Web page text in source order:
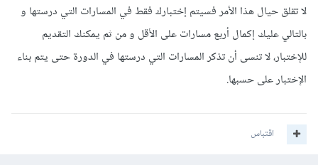
لا تقلق حيال هذا الأمر فسيتم إختبارك فقط في المسارات التي درستها و
بالتالي عليك إكمال أربع مسارات على الأقل و من ثم يمكنك التقديم
للإختبار، لا تنسى أن تذكر المسارات التي درستها في الدورة حتى يتم بناء
الإختبار على حسبها.
اقتباس